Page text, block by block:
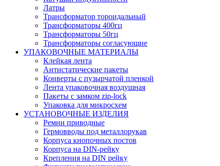
Латры
Трансформатор тороидальный
Трансформаторы 400гц
Трансформаторы 50гц
Трансформаторы согласующие
УПАКОВОЧНЫЕ МАТЕРИАЛЫ
Клейкая лента
Антистатические пакеты
Конверты с пузырчатой пленкой
Лента упаковочная воздушная
Пакеты с замком zip-lock
Упаковка для микросхем
УСТАНОВОЧНЫЕ ИЗДЕЛИЯ
Ремни приводные
Гермовводы под металлорукав
Корпуса кнопочных постов
Корпуса на DIN-рейку
Крепления на DIN рейку